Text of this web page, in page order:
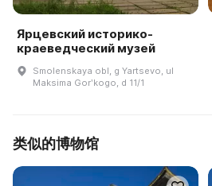
Ярцевский историко-
краеведческий музей
Smolenskaya obl, g Yartsevo, ul
Maksima Gorʹkogo, d 11/1
类似的博物馆